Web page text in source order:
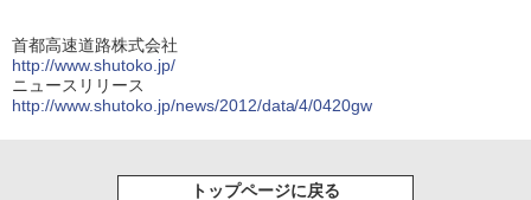
首都高速道路株式会社
http://www.shutoko.jp/
ニュースリリース
http://www.shutoko.jp/news/2012/data/4/0420gw
トップページに戻る